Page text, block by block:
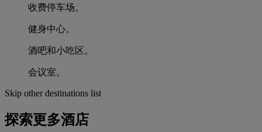
收费停车场。
健身中心。
酒吧和小吃区。
会议室。
Skip other destinations list
探索更多酒店